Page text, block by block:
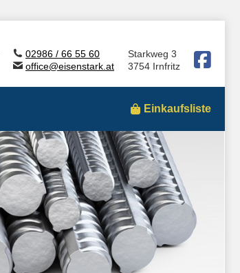
02986 / 66 55 60
office@eisenstark.at
Starkweg 3
3754 Irnfritz
Einkaufsliste